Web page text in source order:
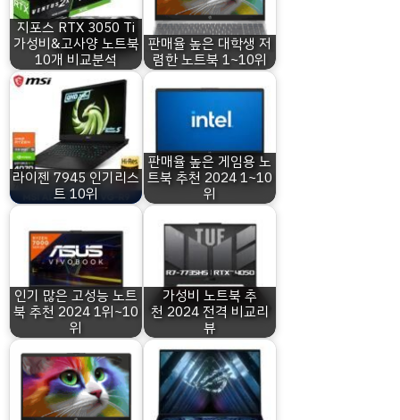
지포스 RTX 3050 Ti
가성비&고사양 노트북
10개 비교분석
판매율 높은 대학생 저
렴한 노트북 1~10위
라이젠 7945 인기리스
트 10위
판매율 높은 게임용 노
트북 추천 2024 1~10
위
인기 많은 고성능 노트
북 추천 2024 1위~10
위
가성비 노트북 추
천 2024 전격 비교리
뷰